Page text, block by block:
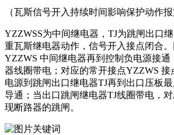
（瓦斯信号开入持续时间影响保护动作报
YZZWSS为中间继电器，TJ为跳闸出口
重瓦斯继电器动作，信号开入接点闭合
YZZWS 中间继电器再到控制负电源接通
器线圈带电；对应的常开接点YZZWS 接
电源到跳闸出口继电器TJ再到出口压板
导通；当出口跳闸继电器TJ线圈带电，
现断路器的跳闸。